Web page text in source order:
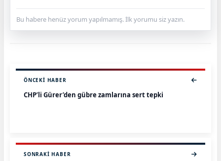
Bu habere henüz yorum yapılmamış. İlk yorumu siz yazın.
ÖNCEKI HABER
CHP’li Gürer’den gübre zamlarına sert tepki
SONRAKI HABER